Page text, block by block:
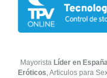
Mayorista Líder en
Eróticos, Articulos para